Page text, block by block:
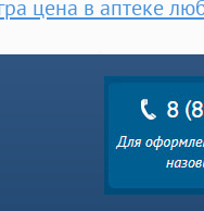
цена в аптеке